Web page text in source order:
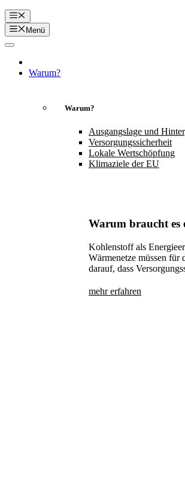
Menü
Menü
Warum?
Warum?
Ausgangslage und
Versorgungssicherheit
Lokale Wertschöpfung
Klimaziele der EU
Warum braucht es
Kohlenstoff als
Wärmenetze müssen
darauf, dass
mehr erfahren